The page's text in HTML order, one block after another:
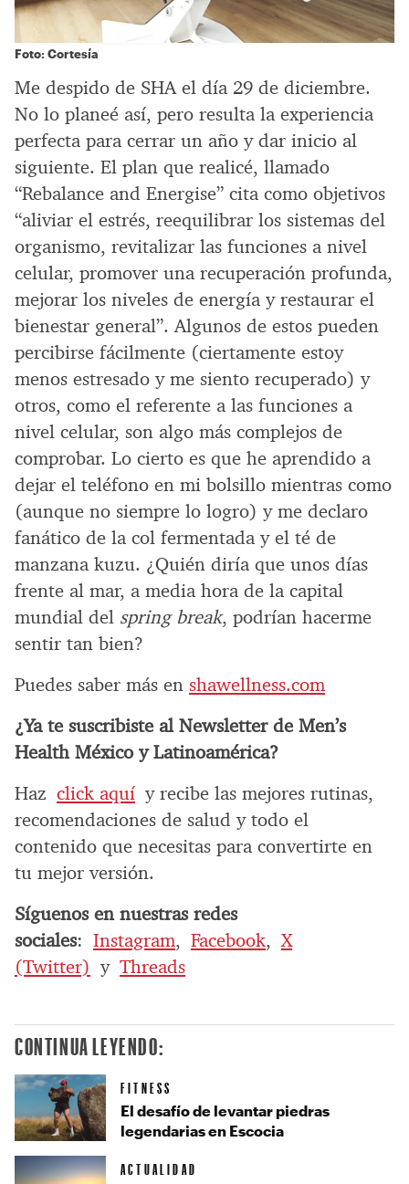
Foto: Cortesía
Me despido de SHA el día 29 de diciembre.
No lo planeé así, pero resulta la experiencia
perfecta para cerrar un año y dar inicio al
siguiente. El plan que realicé, llamado
“Rebalance and Energise” cita como objetivos
“aliviar el estrés, reequilibrar los sistemas del
organismo, revitalizar las funciones a nivel
celular, promover una recuperación profunda,
mejorar los niveles de energía y restaurar el
bienestar general”. Algunos de estos pueden
percibirse fácilmente (ciertamente estoy
menos estresado y me siento recuperado) y
otros, como el referente a las funciones a
nivel celular, son algo más complejos de
comprobar. Lo cierto es que he aprendido a
dejar el teléfono en mi bolsillo mientras como
(aunque no siempre lo logro) y me declaro
fanático de la col fermentada y el té de
manzana kuzu. ¿Quién diría que unos días
frente al mar, a media hora de la capital
mundial del spring break, podrían hacerme
sentir tan bien?
Puedes saber más en shawellness.com
¿Ya te suscribiste al Newsletter de Men’s
Health México y Latinoamérica?
Haz click aquí y recibe las mejores rutinas,
recomendaciones de salud y todo el
contenido que necesitas para convertirte en
tu mejor versión.
Síguenos en nuestras redes
sociales: Instagram, Facebook,X
(Twitter) y Threads
CONTINUA LEYENDO:
FITNESS
El desafío de levantar piedras
legendarias en Escocia
ACTUALIDAD